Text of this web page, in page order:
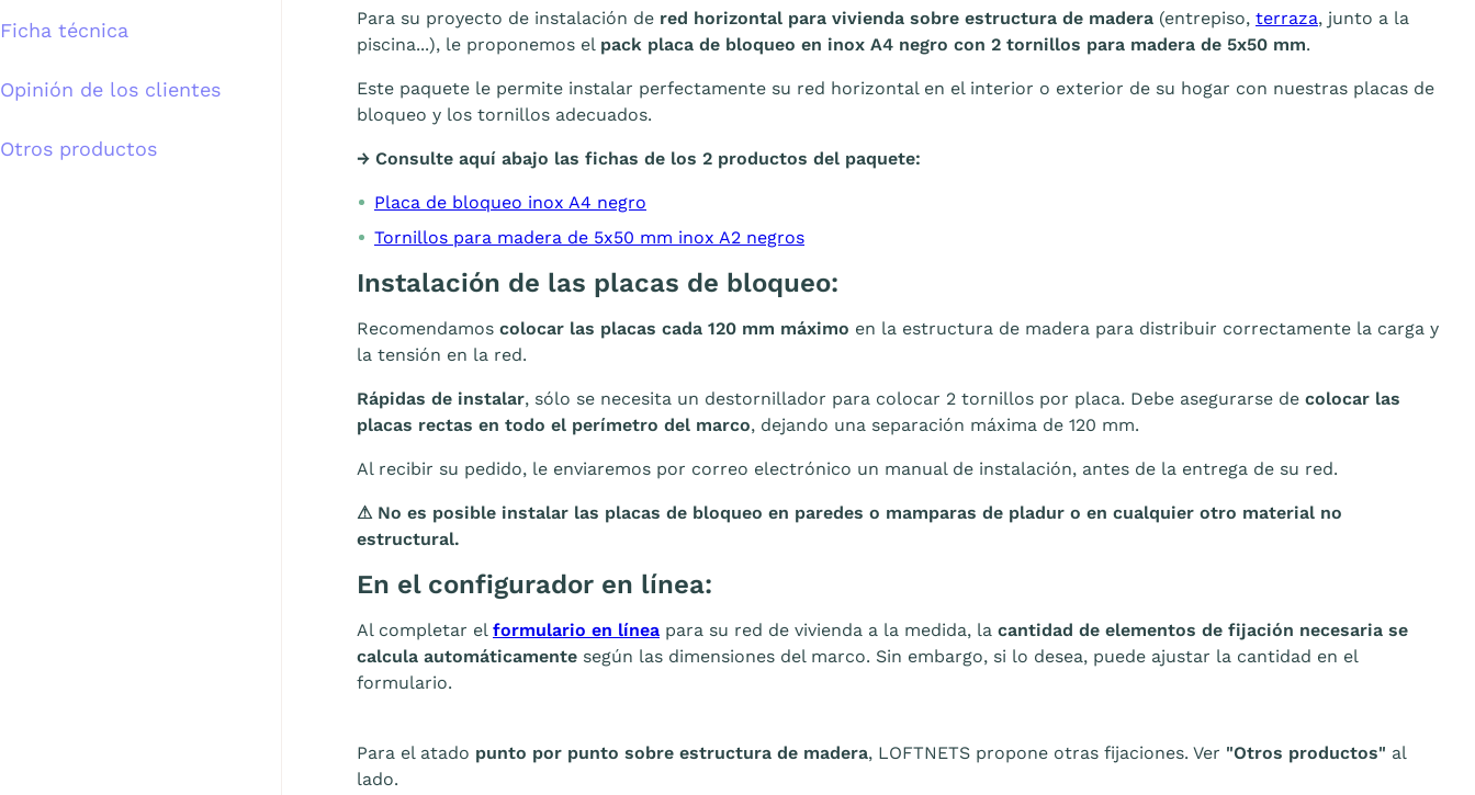
Ficha técnica
Opinión de los clientes
Otros productos
Para su proyecto de instalación de red horizontal para vivienda sobre estructura de madera (entrepiso, terraza, junto a la
piscina...), le proponemos el pack placa de bloqueo en inox A4 negro con 2 tornillos para madera de 5x50 mm.
Este paquete le permite instalar perfectamente su red horizontal en el interior o exterior de su hogar con nuestras placas de
bloqueo y los tornillos adecuados.
→ Consulte aquí abajo las fichas de los 2 productos del paquete:
Placa de bloqueo inox A4 negro
Tornillos para madera de 5x50 mm inox A2 negros
Instalación de las placas de bloqueo:
Recomendamos colocar las placas cada 120 mm máximo en la estructura de madera para distribuir correctamente la carga y
la tensión en la red.
Rápidas de instalar, sólo se necesita un destornillador para colocar 2 tornillos por placa. Debe asegurarse de colocar las
placas rectas en todo el perímetro del marco, dejando una separación máxima de 120 mm.
Al recibir su pedido, le enviaremos por correo electrónico un manual de instalación, antes de la entrega de su red.
⚠ No es posible instalar las placas de bloqueo en paredes o mamparas de pladur o en cualquier otro material no
estructural.
En el configurador en línea:
Al completar el formulario en línea para su red de vivienda a la medida, la cantidad de elementos de fijación necesaria se
calcula automáticamente según las dimensiones del marco. Sin embargo, si lo desea, puede ajustar la cantidad en el
formulario.
Para el atado punto por punto sobre estructura de madera, LOFTNETS propone otras fijaciones. Ver "Otros productos" al
lado.